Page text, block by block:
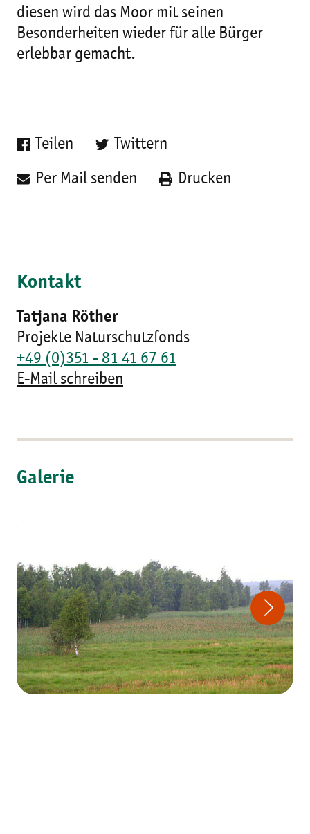
diesen wird das Moor mit seinen
Besonderheiten wieder für alle Bürger
erlebbar gemacht.
Teilen Twittern
Per Mail senden Drucken
Kontakt
Tatjana Röther
Projekte Naturschutzfonds
+49 (0)351 - 81 41 67 61
E-Mail schreiben
Galerie